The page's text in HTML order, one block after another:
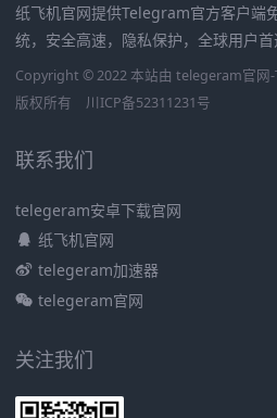
纸飞机官网提供Telegram官方客户端
统，安全高速，隐私保护，全球用户首
Copyright © 2022 本站由 telegeram官网
版权所有
川ICP备52311231号
联系我们
telegeram安卓下载官网
纸飞机官网
telegeram加速器
telegeram官网
关注我们